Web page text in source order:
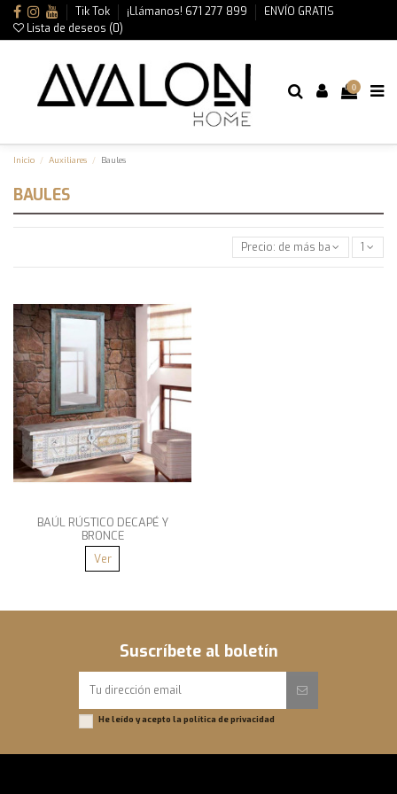
Tik Tok ¡Llámanos! 671 277 899
ENVÍO GRATIS
Lista de deseos (0)
0
Inicio Auxiliares Baules
BAULES
Precio: de más bajo a más alto
1
BAÚL RÚSTICO DECAPÉ Y
BRONCE
Ver
Suscríbete al boletín
He leído y acepto la política de privacidad